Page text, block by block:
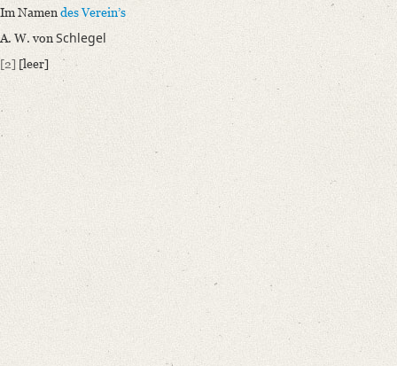
Ew. Wohlgeboren haben stets eine so hohe Achtung für alles Große im
Language
German
Bamberg, Claudia
Varwig, Olivia
Im Namendes Verein’s
A. W. vonSchlegel
[2] [leer]